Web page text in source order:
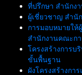
ที่ปรึกษา สำนักง
ผู้เชี่ยวชาญ สำนั
การมอบหมายให้
สำนักงานคณะก
โครงสร้างการบ
ขั้นพื้นฐาน
ผังโครงสร้างกา